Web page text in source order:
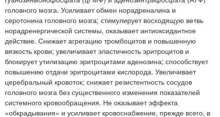
головного мозга. Усиливает обмен норадреналина и
серотонина головного мозга; стимулирует восходящую ветвь
норадренергической системы, оказывает антиоксидантное
действие. Снижает агрегацию тромбоцитов и повышенную
вязкость крови; увеличивает эластичность эритроцитов и
блокирует утилизацию эритроцитами аденозина; способствует
повышению отдачи эритроцитами кислорода. Увеличивает
церебральный кровоток; снижает резистентность сосудов
головного мозга без существенного изменения показателей
системного кровообращения. Не оказывает эффекта
«обкрадывания» и усиливает кровоснабжение, прежде всего, в